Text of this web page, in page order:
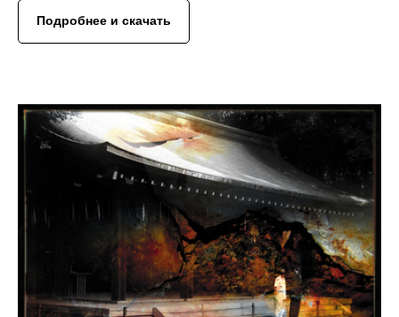
Подробнее и скачать